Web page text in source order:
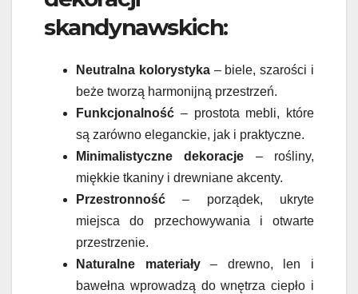
skandynawskich:
Neutralna kolorystyka– biele, szarości i
beże tworzą harmonijną przestrzeń.
Funkcjonalność – prostota mebli, które
są zarówno eleganckie, jak i praktyczne.
Minimalistyczne dekoracje – rośliny,
miękkie tkaniny i drewniane akcenty.
Przestronność – porządek, ukryte
miejsca do przechowywania i otwarte
przestrzenie.
Naturalne materiały– drewno, len i
bawełna wprowadzą do wnętrza ciepło i